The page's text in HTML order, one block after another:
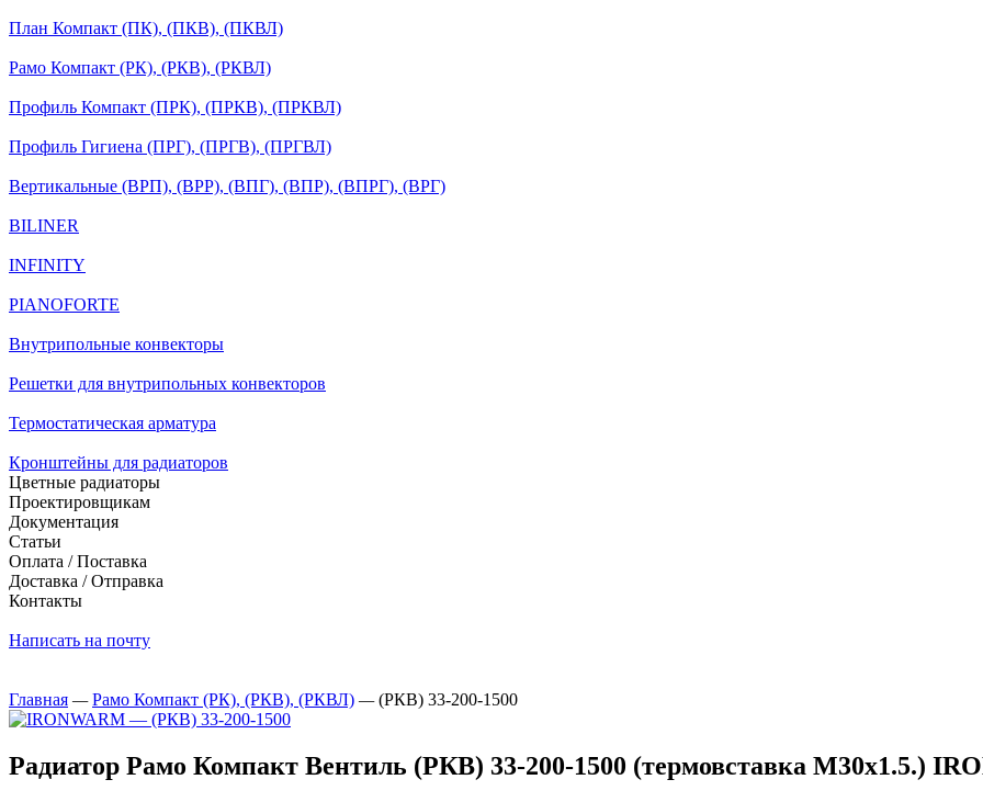
План Компакт (ПК), (ПКВ), (ПКВЛ)
Рамо Компакт (РК), (РКВ), (РКВЛ)
Профиль Компакт (ПРК), (ПРКВ), (ПРКВЛ)
Профиль Гигиена (ПРГ), (ПРГВ), (ПРГВЛ)
Вертикальные (ВРП), (ВРР), (ВПГ), (ВПР), (ВПРГ), (ВРГ)
BILINER
INFINITY
PIANOFORTE
Внутрипольные конвекторы
Решетки для внутрипольных конвекторов
Термостатическая арматура
Кронштейны для радиаторов
Цветные радиаторы
Проектировщикам
Документация
Статьи
Оплата / Поставка
Доставка / Отправка
Контакты
Написать на почту
Главная — Рамо Компакт (РК), (РКВ), (РКВЛ) — (РКВ) 33-200-1500
Радиатор Рамо Компакт Вентиль (РКВ) 33-200-1500 (термовставка М30х1.5.)